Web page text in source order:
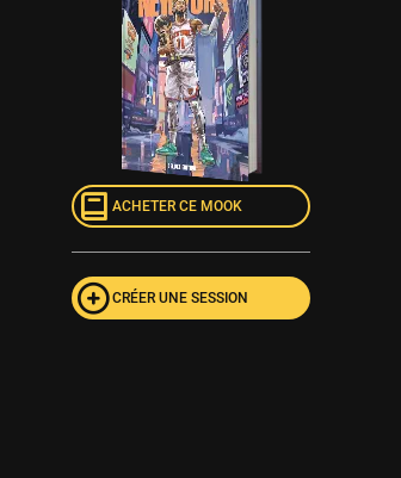
ACHETER CE MOOK
CRÉER UNE SESSION